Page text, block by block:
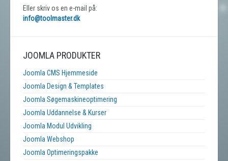
Eller skriv os en e-mail på:
info@toolmaster.dk
JOOMLA PRODUKTER
Joomla CMS Hjemmeside
Joomla Design & Templates
Joomla Søgemaskineoptimering
Joomla Uddannelse & Kurser
Joomla Modul Udvikling
Joomla Webshop
Joomla Optimeringspakke